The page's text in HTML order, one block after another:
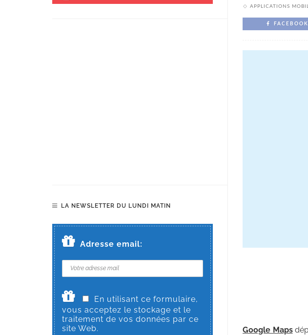
APPLICATIONS
FACEBOOK
Google Maps
LA NEWSLETTER DU LUNDI MATIN
Adresse email:
En utilisant ce formulaire,
vous acceptez le stockage et le
traitement de vos données par ce
site Web.